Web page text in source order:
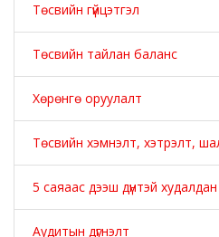
Төсвийн гүйцэтгэл
Төсвийн тайлан баланс
Хөрөнгө оруулалт
Төсвийн хэмнэлт, хэтрэлт,
5 саяаас дээш дүнтэй
Аудитын дүгнэлт